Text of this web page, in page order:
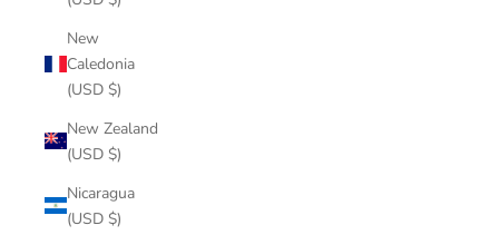
New
Caledonia
(USD $)
New Zealand
(USD $)
Nicaragua
(USD $)